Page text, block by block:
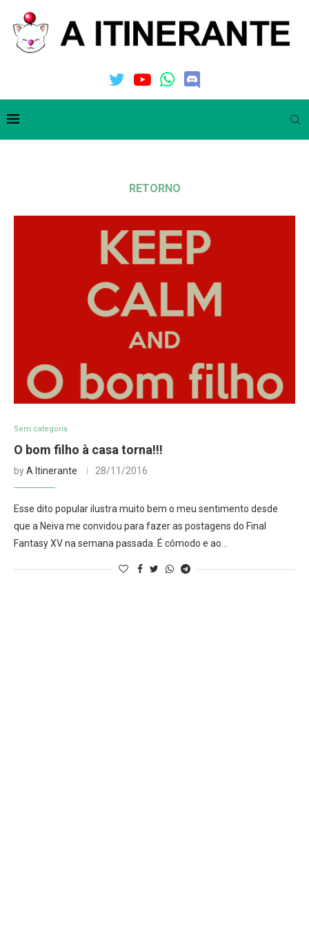
RETORNO
Sem categoria
O bom filho à casa torna!!!
byA Itinerante 28/11/2016
Esse dito popular ilustra muito bem o meu sentimento desde
que a Neiva me convidou para fazer as postagens do Final
Fantasy XV na semana passada. É cômodo e ao…